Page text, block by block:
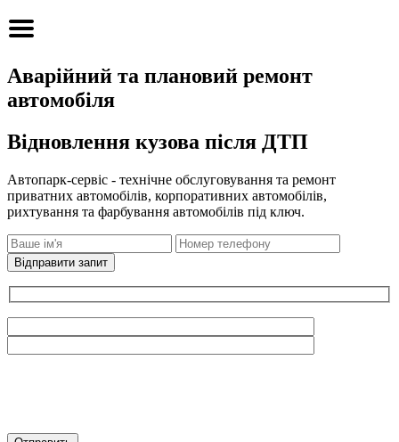
Аварійний та плановий ремонт
автомобіля
Відновлення кузова після ДТП
Автопарк-сервіс - технічне обслуговування та ремонт
приватних автомобілів, корпоративних автомобілів,
рихтування та фарбування автомобілів під ключ.
Відправити запит